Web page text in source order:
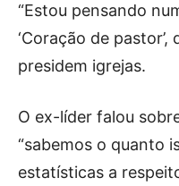
“Estou pensando
‘Coração de
presidem igrejas.
O ex-líder falou
“sabemos o quanto
estatísticas a